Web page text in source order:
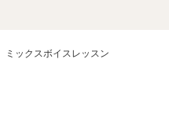
ミックスボイスレッスン